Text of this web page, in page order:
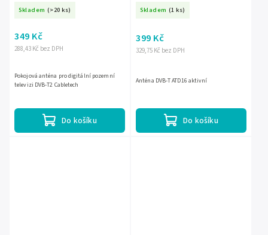
Skladem (>20 ks)
288,43 Kč bez DPH
349 Kč
Do košíku
Pokojová anténa pro digitální pozemní
televizi DVB-T2 Cabletech
Skladem (1 ks)
329,75 Kč bez DPH
399 Kč
Do košíku
Anténa DVB-T ATD16 aktivní